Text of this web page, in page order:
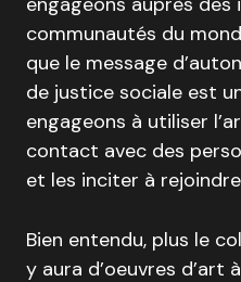
communautés du
que le message
de justice sociale est
engageons à utiliser
contact avec des
et les inciter à
Bien entendu, plus le
y aura d’oeuvres d’art